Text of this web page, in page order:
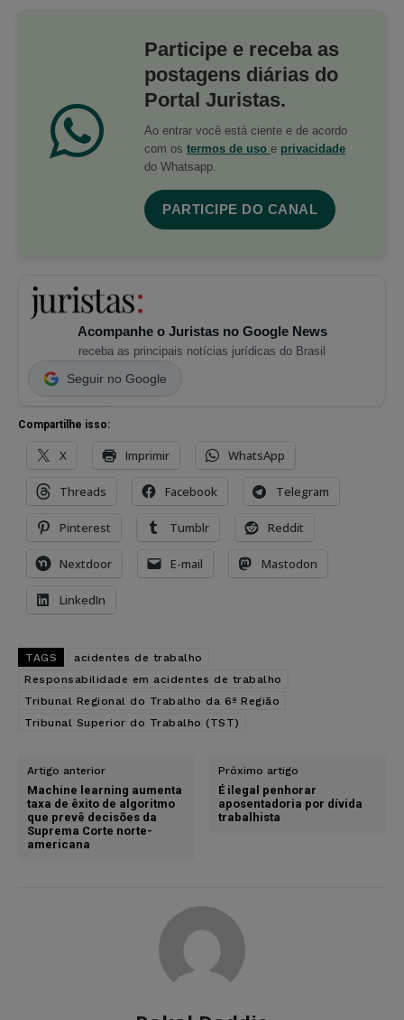
Participe e receba as
postagens diárias do
Portal Juristas.
Ao entrar você está ciente e de acordo
com os termos de uso e privacidade
do Whatsapp.
PARTICIPE DO CANAL
Acompanhe o Juristas no Google News
receba as principais notícias jurídicas do Brasil
Seguir no Google
Compartilhe isso:
X Imprimir WhatsApp
Threads Facebook Telegram
Pinterest Tumblr Reddit
Nextdoor E-mail Mastodon
LinkedIn
TAGS
acidentes de trabalho
Responsabilidade em acidentes de trabalho
Tribunal Regional do Trabalho da 6ª Região
Tribunal Superior do Trabalho (TST)
Artigo anterior
Machine learning aumenta
taxa de êxito de algoritmo
que prevê decisões da
Suprema Corte norte-
americana
Próximo artigo
É ilegal penhorar
aposentadoria por dívida
trabalhista